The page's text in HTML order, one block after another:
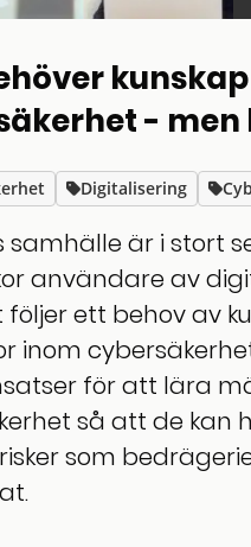
- men
Digitalisering
samhälle är i stort
användare av
ett behov av
inom
för att lära
så att de kan
som